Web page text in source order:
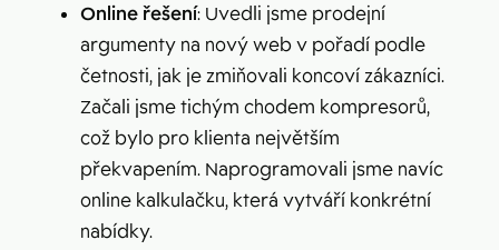
Online řešení: Uvedli jsme prodejní
argumenty na nový web v pořadí podle
četnosti, jak je zmiňovali koncoví zákazníci.
Začali jsme tichým chodem kompresorů,
což bylo pro klienta největším
překvapením. Naprogramovali jsme navíc
online kalkulačku, která vytváří konkrétní
nabídky.